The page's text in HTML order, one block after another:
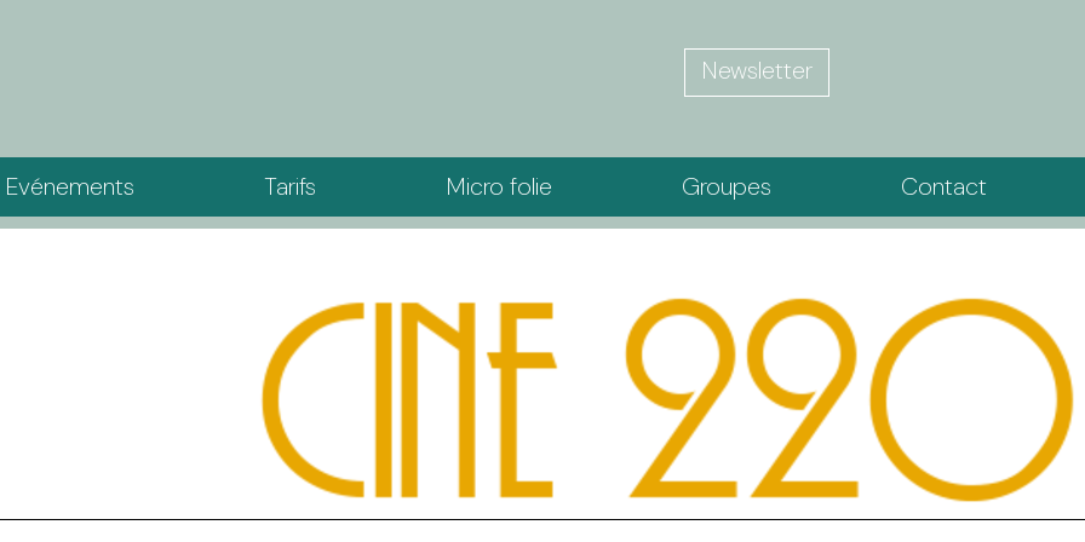
Newsletter
Evénements Tarifs Micro folie Groupes Contact